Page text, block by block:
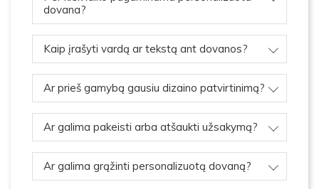
dovana?
Kaip įrašyti vardą ar tekstą ant dovanos?
Ar prieš gamybą gausiu dizaino patvirtinimą?
Ar galima pakeisti arba atšaukti užsakymą?
Ar galima grąžinti personalizuotą dovaną?